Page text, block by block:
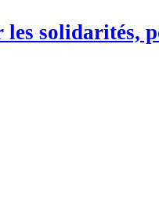
solidarités,